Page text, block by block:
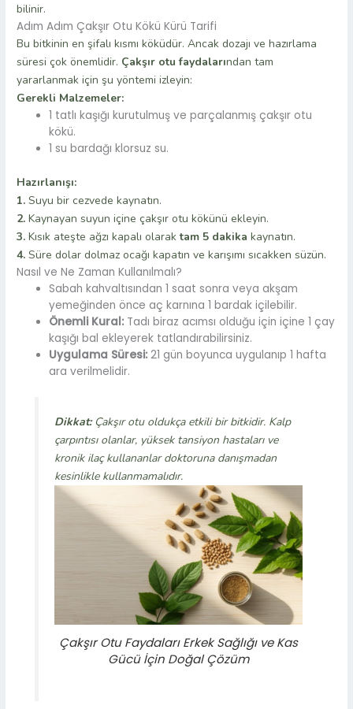
bilinir.
Adım Adım Çakşır Otu Kökü Kürü Tarifi
Bu bitkinin en şifalı kısmı köküdür. Ancak dozajı ve hazırlama
süresi çok önemlidir. Çakşır otu faydalarından tam
yararlanmak için şu yöntemi izleyin:
Gerekli Malzemeler:
1 tatlı kaşığı kurutulmuş ve parçalanmış çakşır otu
kökü.
1 su bardağı klorsuz su.
Hazırlanışı:
1. Suyu bir cezvede kaynatın.
2. Kaynayan suyun içine çakşır otu kökünü ekleyin.
3. Kısık ateşte ağzı kapalı olaraktam 5 dakika kaynatın.
4. Süre dolar dolmaz ocağı kapatın ve karışımı sıcakken süzün.
Nasıl ve Ne Zaman Kullanılmalı?
Sabah kahvaltısından 1 saat sonra veya akşam
yemeğinden önce aç karnına 1 bardak içilebilir.
Önemli Kural: Tadı biraz acımsı olduğu için içine 1 çay
kaşığı bal ekleyerek tatlandırabilirsiniz.
Uygulama Süresi: 21 gün boyunca uygulanıp 1 hafta
ara verilmelidir.
Dikkat:Çakşır otu oldukça etkili bir bitkidir. Kalp
çarpıntısı olanlar, yüksek tansiyon hastaları ve
kronik ilaç kullananlar doktoruna danışmadan
kesinlikle kullanmamalıdır.
Çakşır Otu Faydaları Erkek Sağlığı ve Kas
Gücü İçin Doğal Çözüm